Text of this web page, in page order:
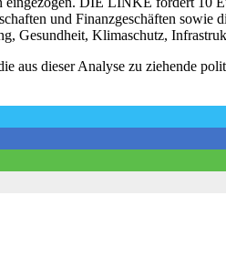
und Finanzgeschäften sowie
Gesundheit, Klimaschutz,
aus dieser Analyse zu ziehende